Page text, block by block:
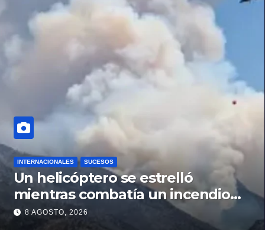
INTERNACIONALES SUCESOS
Un helicóptero se estrelló
mientras combatía un incendio
forestal en Utah
8 AGOSTO, 2026